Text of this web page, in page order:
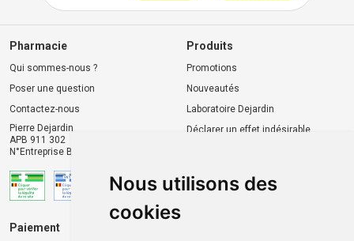
Nous utilisons des
cookies
Pharmacie
Qui sommes-nous ?
Poser une question
Contactez-nous
Pierre Dejardin
APB 911 302
N°Entreprise BE0446.901.764
Produits
Promotions
Nouveautés
Laboratoire Dejardin
Déclarer un effet indésirable
Paiement